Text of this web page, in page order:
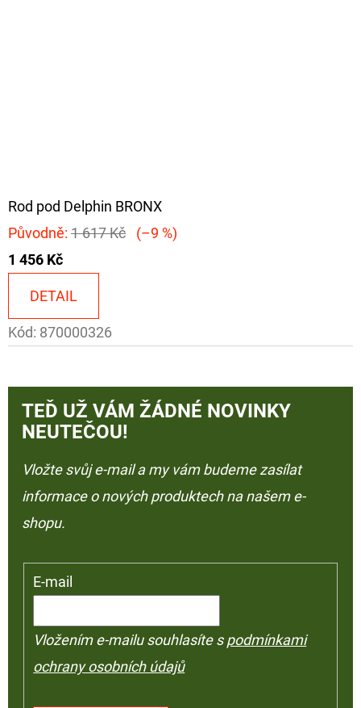
Rod pod Delphin BRONX
Původně: 1 617 Kč
(–9 %)
1 456 Kč
DETAIL
Kód: 870000326
TEĎ UŽ VÁM ŽÁDNÉ NOVINKY
NEUTEČOU!
Vložte svůj e-mail a my vám budeme zasílat
informace o nových produktech na našem e-
shopu.
E-mail
Vložením e-mailu souhlasíte spodmínkami
ochrany osobních údajů